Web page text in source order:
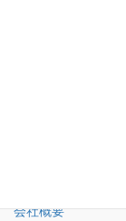
会社概要